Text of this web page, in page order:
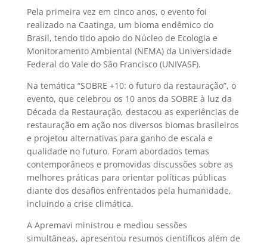
Pela primeira vez em cinco anos, o evento foi
realizado na Caatinga, um bioma endêmico do
Brasil, tendo tido apoio do Núcleo de Ecologia e
Monitoramento Ambiental (NEMA) da Universidade
Federal do Vale do São Francisco (UNIVASF).
Na temática “SOBRE +10: o futuro da restauração”, o
evento, que celebrou os 10 anos da SOBRE à luz da
Década da Restauração, destacou as experiências de
restauração em ação nos diversos biomas brasileiros
e projetou alternativas para ganho de escala e
qualidade no futuro. Foram abordados temas
contemporâneos e promovidas discussões sobre as
melhores práticas para orientar políticas públicas
diante dos desafios enfrentados pela humanidade,
incluindo a crise climática.
A Apremavi ministrou e mediou sessões
simultâneas, apresentou resumos científicos além de